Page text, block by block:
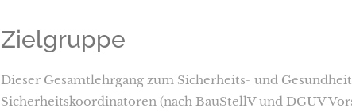
Zielgruppe
Dieser Gesamtlehrgang zum Sicherheits- und
Sicherheitskoordinatoren (nach BauStellV und DGUV